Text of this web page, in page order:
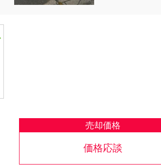
売却価格
価格応談